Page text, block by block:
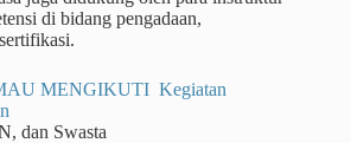
di bidang pengadaan,
MENGIKUTI Kegiatan
dan Swasta